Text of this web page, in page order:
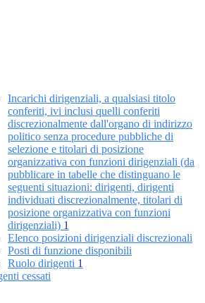
Incarichi dirigenziali, a qualsiasi titolo
conferiti, ivi inclusi quelli conferiti
discrezionalmente dall'organo di indirizzo
politico senza procedure pubbliche di
selezione e titolari di posizione
organizzativa con funzioni dirigenziali (da
pubblicare in tabelle che distinguano le
seguenti situazioni: dirigenti, dirigenti
individuati discrezionalmente, titolari di
posizione organizzativa con funzioni
dirigenziali) 1
Elenco posizioni dirigenziali discrezionali
Posti di funzione disponibili
Ruolo dirigenti 1
cessati